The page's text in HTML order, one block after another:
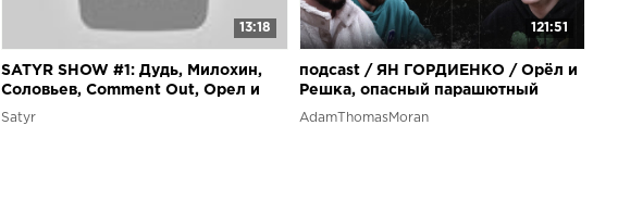
13:18
SATYR SHOW #1: Дудь, Милохин,
Соловьев, Comment Out, Орел и
Решка
Satyr
121:51
подcast / ЯН ГОРДИЕНКО / Орёл и
Решка, опасный парашютный
спорт, свой самолёт, Fortnite, читы
AdamThomasMoran